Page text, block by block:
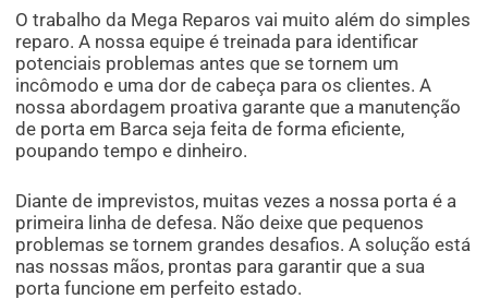
O trabalho da Mega Reparos vai muito além do simples
reparo. A nossa equipe é treinada para identificar
potenciais problemas antes que se tornem um
incômodo e uma dor de cabeça para os clientes. A
nossa abordagem proativa garante que a manutenção
de porta em Barca seja feita de forma eficiente,
poupando tempo e dinheiro.
Diante de imprevistos, muitas vezes a nossa porta é a
primeira linha de defesa. Não deixe que pequenos
problemas se tornem grandes desafios. A solução está
nas nossas mãos, prontas para garantir que a sua
porta funcione em perfeito estado.